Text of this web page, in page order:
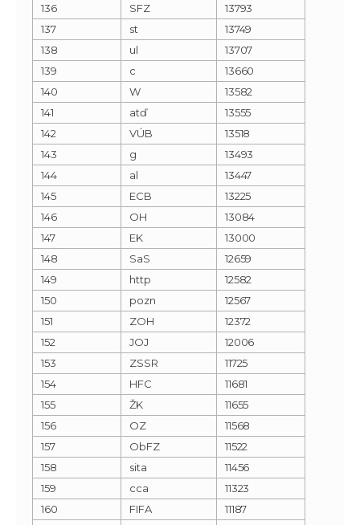
136
SFZ
13793
137
st
13749
138
ul
13707
139
c
13660
140
W
13582
141
atď
13555
142
VÚB
13518
143
g
13493
144
al
13447
145
ECB
13225
146
OH
13084
147
EK
13000
148
SaS
12659
149
http
12582
150
pozn
12567
151
ZOH
12372
152
JOJ
12006
153
ZSSR
11725
154
HFC
11681
155
ŽK
11655
156
OZ
11568
157
ObFZ
11522
158
sita
11456
159
cca
11323
160
FIFA
11187